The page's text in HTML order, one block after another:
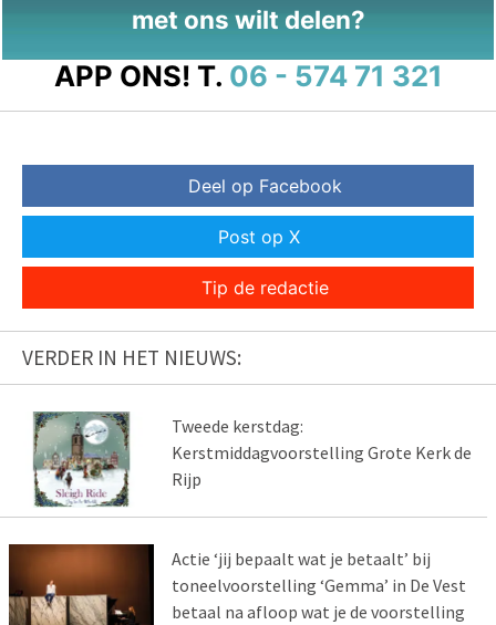
met ons wilt delen?
APP ONS! T. 06 - 574 71 321
Deel op Facebook
Post op X
Tip de redactie
VERDER IN HET NIEUWS:
Tweede kerstdag:
Kerstmiddagvoorstelling Grote Kerk de
Rijp
Actie ‘jij bepaalt wat je betaalt’ bij
toneelvoorstelling ‘Gemma’ in De Vest
betaal na afloop wat je de voorstelling